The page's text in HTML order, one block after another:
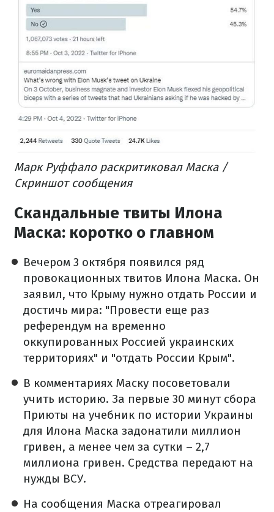
Марк Руффало раскритиковал Маска /
Скриншот сообщения
Скандальные твиты Илона
Маска: коротко о главном
Вечером 3 октября появился ряд
провокационных твитов Илона Маска. Он
заявил, что Крыму нужно отдать России и
достичь мира: "Провести еще раз
референдум на временно
оккупированных Россией украинских
территориях" и "отдать России Крым".
В комментариях Маску посоветовали
учить историю. За первые 30 минут сбора
Приюты на учебник по истории Украины
для Илона Маска задонатили миллион
гривен, а менее чем за сутки – 2,7
миллиона гривен. Средства передают на
нужды ВСУ.
На сообщения Маска отреагировал